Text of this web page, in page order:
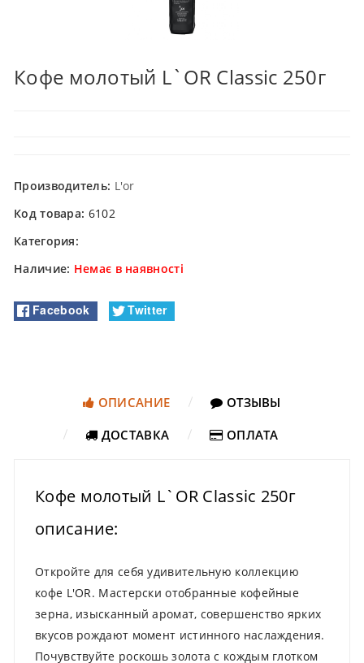
Кофе молотый L`OR Classic 250г
Производитель: L'or
Код товара: 6102
Категория:
Наличие: Немає в наявності
Facebook Twitter
ОПИСАНИЕ
ОТЗЫВЫ
ДОСТАВКА
ОПЛАТА
Кофе молотый L`OR Classic 250г
описание:
Откройте для себя удивительную коллекцию
кофе L'OR. Мастерски отобранные кофейные
зерна, изысканный аромат, совершенство ярких
вкусов рождают момент истинного наслаждения.
Почувствуйте роскошь золота с кождым глотком